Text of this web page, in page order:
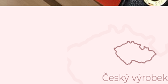
Český výrobek